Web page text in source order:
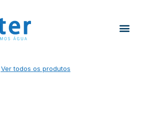
Ver todos os produtos